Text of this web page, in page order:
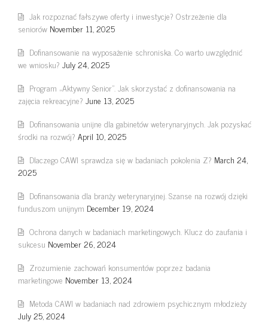
Jak rozpoznać fałszywe oferty i inwestycje? Ostrzeżenie dla
seniorów November 11, 2025
Dofinansowanie na wyposażenie schroniska. Co warto uwzględnić
we wniosku? July 24, 2025
Program „Aktywny Senior”. Jak skorzystać z dofinansowania na
zajęcia rekreacyjne? June 13, 2025
Dofinansowania unijne dla gabinetów weterynaryjnych. Jak pozyskać
środki na rozwój? April 10, 2025
Dlaczego CAWI sprawdza się w badaniach pokolenia Z? March 24,
2025
Dofinansowania dla branży weterynaryjnej. Szanse na rozwój dzięki
funduszom unijnym December 19, 2024
Ochrona danych w badaniach marketingowych. Klucz do zaufania i
sukcesu November 26, 2024
Zrozumienie zachowań konsumentów poprzez badania
marketingowe November 13, 2024
Metoda CAWI w badaniach nad zdrowiem psychicznym młodzieży
July 25, 2024